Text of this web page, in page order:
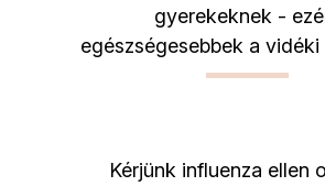
gyerekeknek -
egészségesebbek a
Kérjünk influenza ellen